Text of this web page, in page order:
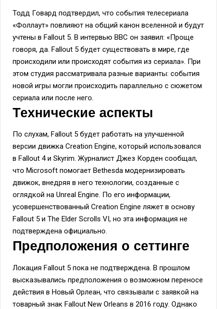
Тодд Говард подтвердил, что события телесериала
«Фоллаут» повлияют на общий канон вселенной и будут
учтены в Fallout 5. В интервью BBC он заявил: «Проще
говоря, да. Fallout 5 будет существовать в мире, где
происходили или происходят события из сериала». При
этом студия рассматривала разные варианты: события
новой игры могли происходить параллельно с сюжетом
сериала или после него.
Технические аспекты
По слухам, Fallout 5 будет работать на улучшенной
версии движка Creation Engine, который использовался
в Fallout 4 и Skyrim. Журналист Джез Корден сообщал,
что Microsoft помогает Bethesda модернизировать
движок, внедряя в него технологии, созданные с
оглядкой на Unreal Engine. По его информации,
усовершенствованный Creation Engine ляжет в основу
Fallout 5 и The Elder Scrolls VI, но эта информация не
подтверждена официально.
Предположения о сеттинге
Локация Fallout 5 пока не подтверждена. В прошлом
высказывались предположения о возможном переносе
действия в Новый Орлеан, что связывали с заявкой на
товарный знак Fallout New Orleans в 2016 году. Однако